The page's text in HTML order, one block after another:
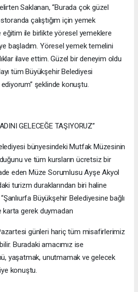
Saklanan, “Burada çok güzel
çalıştığım için yemek
ile birlikte yöresel yemeklere
başladım. Yöresel yemek temelini
ilave ettim. Güzel bir deneyim oldu
tüm Büyükşehir Belediyesi
şeklinde konuştu.
GELECEĞE TAŞIYORUZ”
bünyesindeki Mutfak Müzesinin
ve tüm kursların ücretsiz bir
eden Müze Sorumlusu Ayşe Akyol
turizm duraklarından biri haline
Büyükşehir Belediyesine bağlı
gerek duymadan
günleri hariç tüm misafirlerimiz
Buradaki amacımız ise
yaşatmak, unutmamak ve gelecek
konuştu.